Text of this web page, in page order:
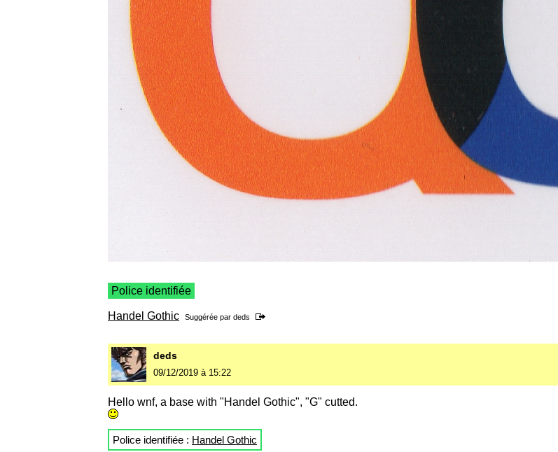
Police identifiée
Handel Gothic Suggérée par deds
deds
09/12/2019 à 15:22
Hello wnf, a base with "Handel Gothic", "G" cutted.
Police identifiée : Handel Gothic